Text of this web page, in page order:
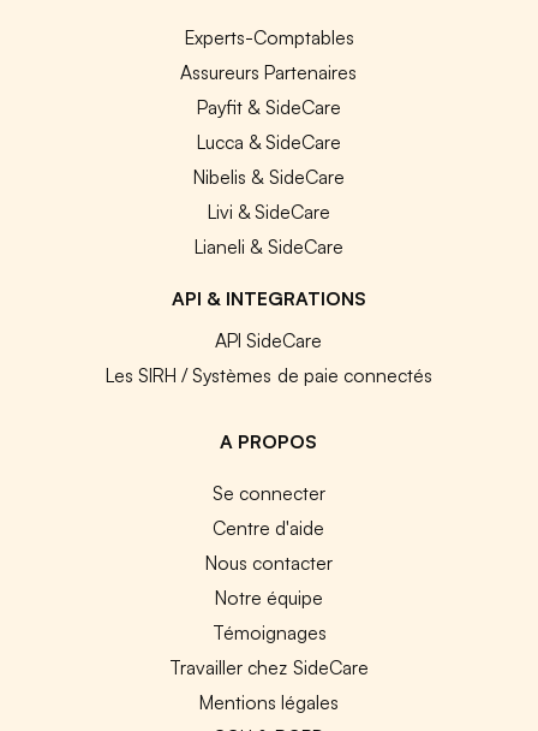
Experts-Comptables
Assureurs Partenaires
Payfit & SideCare
Lucca & SideCare
Nibelis & SideCare
Livi & SideCare
Lianeli & SideCare
API & INTEGRATIONS
API SideCare
Les SIRH / Systèmes de paie connectés
A PROPOS
Se connecter
Centre d'aide
Nous contacter
Notre équipe
Témoignages
Travailler chez SideCare
Mentions légales